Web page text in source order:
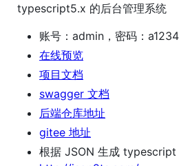
typescript5.x 的后台管理系统
账号：admin，密码：
在线预览
项目文档
swagger 文档
后端仓库地址
gitee 地址
根据 JSON 生成 typescript